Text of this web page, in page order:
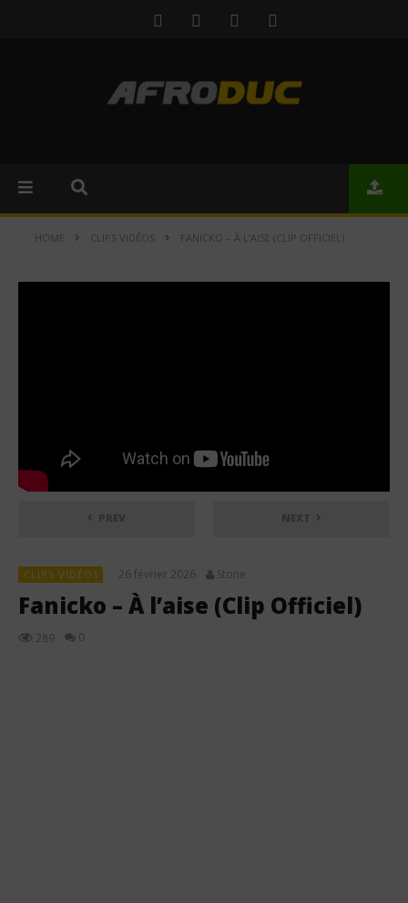
HOME CLIPS VIDÉOS FANICKO – À L’AISE (CLIP OFFICIEL)
CLIPS VIDÉOS 26 février 2026 Stone
Fanicko – À l’aise (Clip Officiel)
289 0